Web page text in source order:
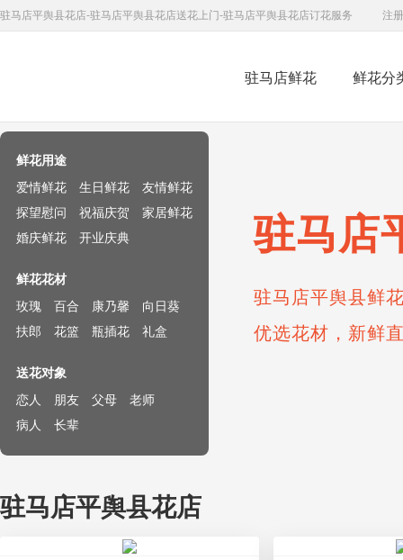
驻马店平舆县花店-驻马店平舆县花店送花上门-驻马店平舆县花店订花服务 注册
驻马店鲜花 鲜花分
驻马店
驻马店平舆县鲜
优选花材，新鲜
鲜花用途
爱情鲜花
生日鲜花
友情鲜花
探望慰问
祝福庆贺
家居鲜花
婚庆鲜花
开业庆典
鲜花花材
玫瑰
百合 康乃馨
向日葵
扶郎
花篮 瓶插花 礼盒
送花对象
恋人
朋友 父母
老师
病人
长辈
驻马店平舆县花店